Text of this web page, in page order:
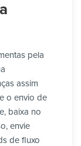
pela
assim
o envio de
baixa no
envie
de fluxo